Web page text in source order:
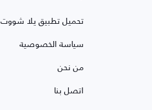
تحميل تطبيق يلا شووت
سياسة الخصوصية
من نحن
اتصل بنا